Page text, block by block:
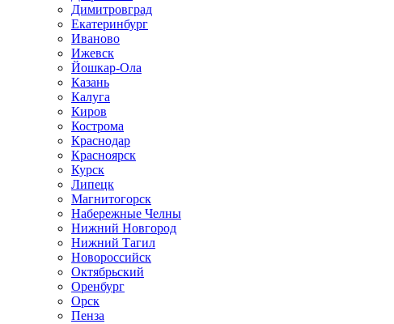
Димитровград
Екатеринбург
Иваново
Ижевск
Йошкар-Ола
Казань
Калуга
Киров
Кострома
Краснодар
Красноярск
Курск
Липецк
Магнитогорск
Набережные Челны
Нижний Новгород
Нижний Тагил
Новороссийск
Октябрьский
Оренбург
Орск
Пенза